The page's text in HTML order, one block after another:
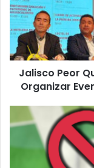
En
Seguridad
Para
Organizar
Eventos
Internacionales:
AMPYTTAC
Jalisco Peor
Organizar
PVEM
Michoacán
A
MORENA-